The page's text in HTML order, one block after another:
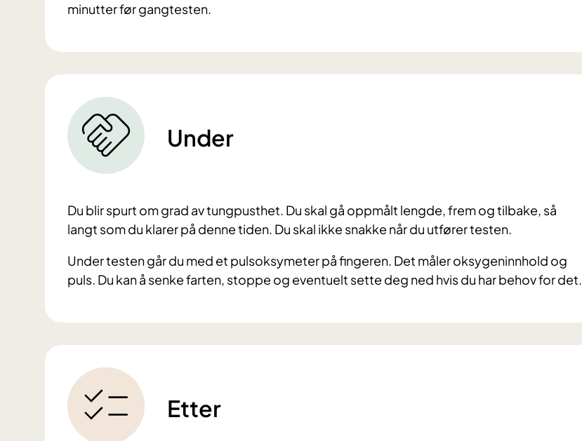
minutter før gangtesten.
Under
Du blir spurt om grad av tungpusthet. Du skal gå oppmålt lengde, frem og tilbake, så
langt som du klarer på denne tiden. Du skal ikke snakke når du utfører testen.
Under testen går du med et pulsoksymeter på fingeren. Det måler oksygeninnhold og
puls. Du kan å senke farten, stoppe og eventuelt sette deg ned hvis du har behov for det.
Etter